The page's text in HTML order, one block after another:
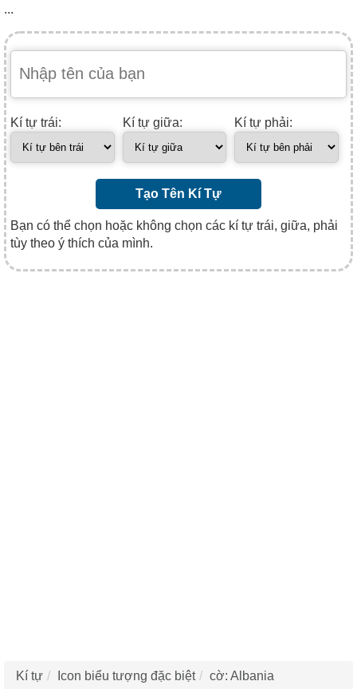
...
Kí tự trái: Kí tự giữa: Kí tự phải:
Tạo Tên Kí Tự
Bạn có thể chọn hoặc không chọn các kí tự trái, giữa, phải
tùy theo ý thích của mình.
Kí tự Icon biểu tượng đặc biệt cờ: Albania